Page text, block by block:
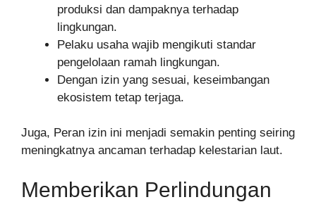
produksi dan dampaknya terhadap
lingkungan.
Pelaku usaha wajib mengikuti standar
pengelolaan ramah lingkungan.
Dengan izin yang sesuai, keseimbangan
ekosistem tetap terjaga.
Juga, Peran izin ini menjadi semakin penting seiring
meningkatnya ancaman terhadap kelestarian laut.
Memberikan Perlindungan